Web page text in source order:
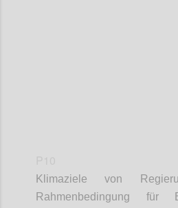
Klimaziele von
Rahmenbedingung für